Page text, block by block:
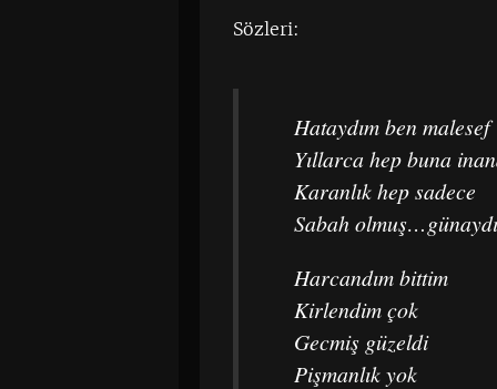
Sözleri:
Hataydım ben malesef
Yıllarca hep buna
Karanlık hep sadece
Sabah
Harcandım bittim
Kirlendim çok
Gecmiş güzeldi
Pişmanlık yok